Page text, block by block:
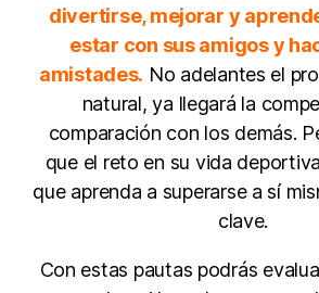
divertirse, mejorar y
estar con sus amigos y
amistades. No adelantes el
natural, ya llegará la
comparación con los demás.
que el reto en su vida
que aprenda a superarse a sí
clave.
Con estas pautas podrás